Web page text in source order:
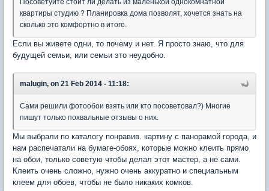
квартиры студию ? Планировка дома позволят, хочется знать на
сколько это комфортно в итоге.
Если вы живете одни, то почему и нет. Я просто знаю, что для
будущей семьи, или семьи это неудобно.
malugin, on 21 Feb 2014 - 11:18:
Сами решили фотообои взять или кто посоветовал?) Многие
пишут только похвальные отзывы о них.
Мы выбрали по каталогу понравив. картину с панорамой города, и
нам распечатали на бумаге-обоях, которые можно клеить прямо
на обои, только советую чтобы делал этот мастер, а не сами.
Клеить очень сложно, нужно очень аккуратно и специальным
клеем для обоев, чтобы не было никаких комков.